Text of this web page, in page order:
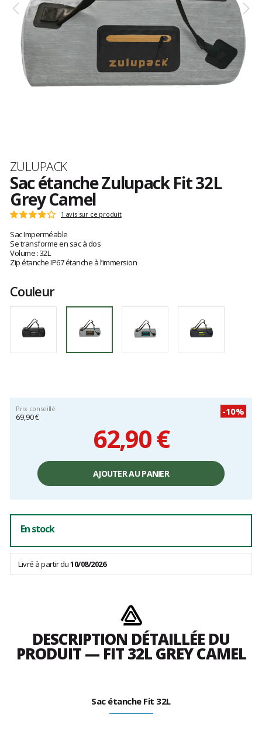
Marque
ZULUPACK
Sac étanche Zulupack Fit 32L
Grey Camel
Les
clients
Note
:
4
sur
5
1 avis sur ce produit
Sac Imperméable
Se transforme en sac à dos
Volume : 32L
Zip étanche IP67 étanche à l’immersion
Couleur
Prix conseillé
69,90 €
-10%
62,90 €
unitaire,
AJOUTER AU PANIER
En stock
Livré à partir du10/08/2026
DESCRIPTION DÉTAILLÉE DU
PRODUIT — FIT 32L GREY CAMEL
Sac étanche Fit 32L